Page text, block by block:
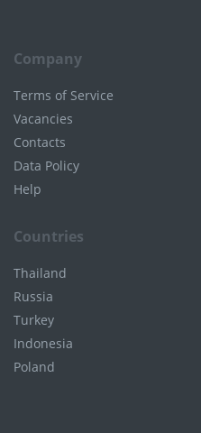
Company
Terms of Service
Vacancies
Contacts
Data Policy
Help
Countries
Thailand
Russia
Turkey
Indonesia
Poland